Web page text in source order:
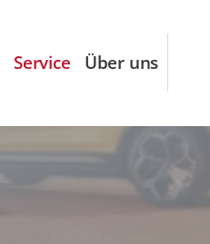
Service Über uns